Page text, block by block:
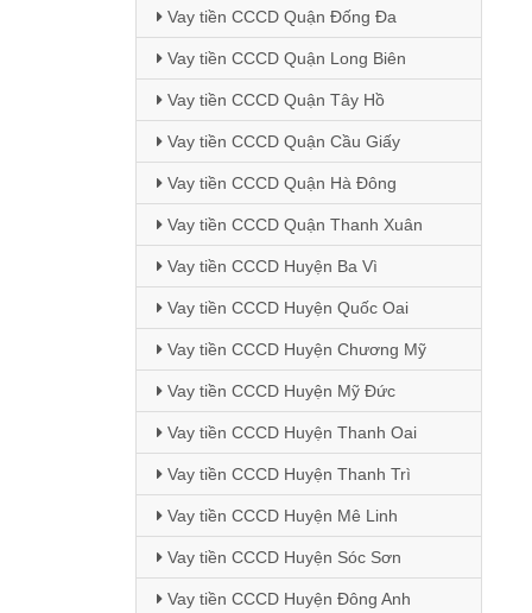
Vay tiền CCCD Quận Đống Đa
Vay tiền CCCD Quận Long Biên
Vay tiền CCCD Quận Tây Hồ
Vay tiền CCCD Quận Cầu Giấy
Vay tiền CCCD Quận Hà Đông
Vay tiền CCCD Quận Thanh Xuân
Vay tiền CCCD Huyện Ba Vì
Vay tiền CCCD Huyện Quốc Oai
Vay tiền CCCD Huyện Chương Mỹ
Vay tiền CCCD Huyện Mỹ Đức
Vay tiền CCCD Huyện Thanh Oai
Vay tiền CCCD Huyện Thanh Trì
Vay tiền CCCD Huyện Mê Linh
Vay tiền CCCD Huyện Sóc Sơn
Vay tiền CCCD Huyện Đông Anh